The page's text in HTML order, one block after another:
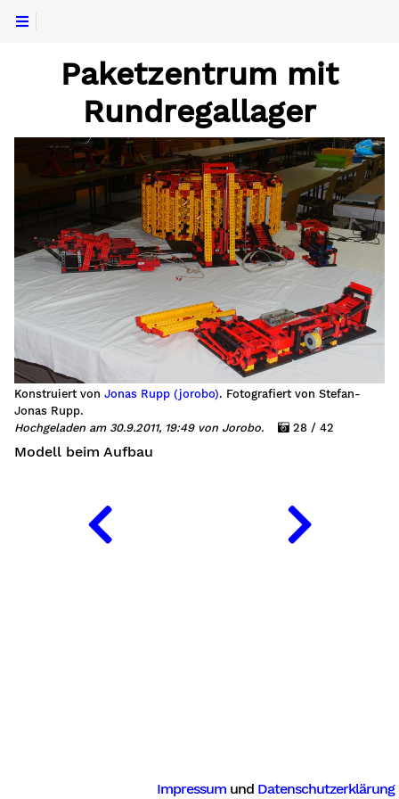
Paketzentrum mit
Rundregallager
Konstruiert von Jonas Rupp (jorobo). Fotografiert von Stefan-
Jonas Rupp.
Hochgeladen am 30.9.2011, 19:49 von Jorobo.
28 / 42
Modell beim Aufbau
Impressum und Datenschutzerklärung